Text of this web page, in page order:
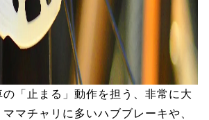
「止まる」動作を担う、非常に大
マチャリに多いハブブレーキや、